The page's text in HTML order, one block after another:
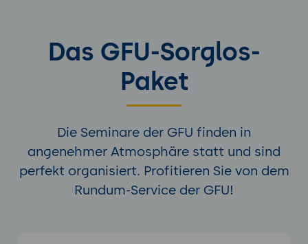
Das GFU-Sorglos-
Paket
Die Seminare der GFU finden in
angenehmer Atmosphäre statt und sind
perfekt organisiert. Profitieren Sie von dem
Rundum-Service der GFU!